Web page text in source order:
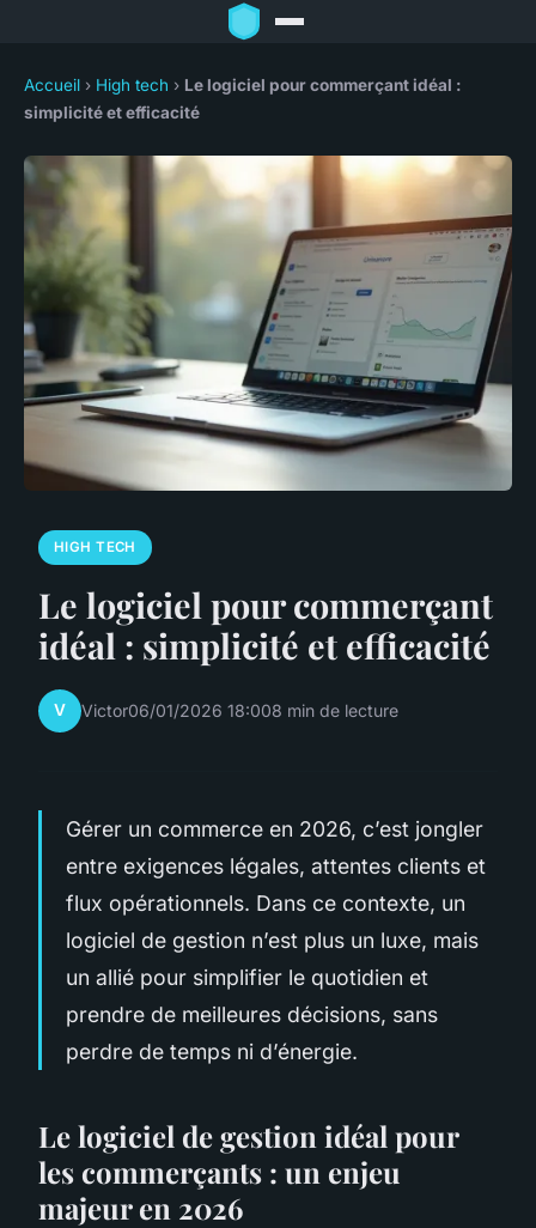
Accueil › High tech › Le logiciel pour commerçant idéal :
simplicité et efficacité
HIGH TECH
Le logiciel pour commerçant
idéal : simplicité et efficacité
V Victor06/01/2026 18:008 min de lecture
Gérer un commerce en 2026, c’est jongler
entre exigences légales, attentes clients et
flux opérationnels. Dans ce contexte, un
logiciel de gestion n’est plus un luxe, mais
un allié pour simplifier le quotidien et
prendre de meilleures décisions, sans
perdre de temps ni d’énergie.
Le logiciel de gestion idéal pour
les commerçants : un enjeu
majeur en 2026